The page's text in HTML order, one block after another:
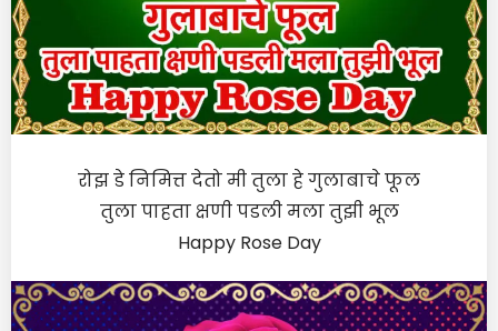
रोझ डे निमित्त देतो मी तुला हे गुलाबाचे फूल
तुला पाहता क्षणी पडली मला तुझी भूल
Happy Rose Day